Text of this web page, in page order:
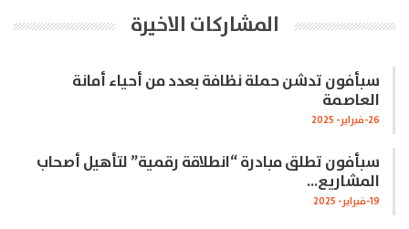
المشاركات الاخيرة
سبأفون تدشن حملة نظافة بعدد من أحياء أمانة
العاصمة
26-فبراير- 2025
سبأفون تطلق مبادرة “انطلاقة رقمية” لتأهيل أصحاب
المشاريع…
19-فبراير- 2025